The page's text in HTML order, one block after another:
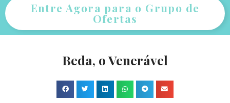
Entre Agora para o Grupo de
Ofertas
Beda, o Venerável